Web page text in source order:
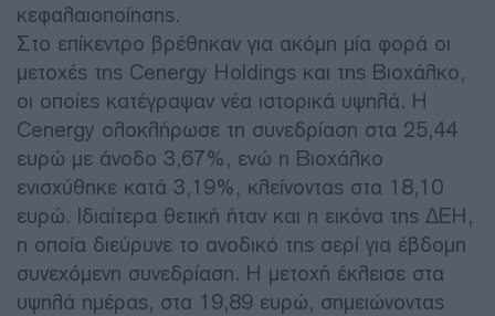
κεφαλαιοποίησης.
Στο επίκεντρο βρέθηκαν για ακόμη μία φορά οι
μετοχές της Cenergy Holdings και της Βιοχάλκο,
οι οποίες κατέγραψαν νέα ιστορικά υψηλά. Η
Cenergy ολοκλήρωσε τη συνεδρίαση στα 25,44
ευρώ με άνοδο 3,67%, ενώ η Βιοχάλκο
ενισχύθηκε κατά 3,19%, κλείνοντας στα 18,10
ευρώ. Ιδιαίτερα θετική ήταν και η εικόνα της ΔΕΗ,
η οποία διεύρυνε το ανοδικό της σερί για έβδομη
συνεχόμενη συνεδρίαση. Η μετοχή έκλεισε στα
υψηλά ημέρας, στα 19,89 ευρώ, σημειώνοντας